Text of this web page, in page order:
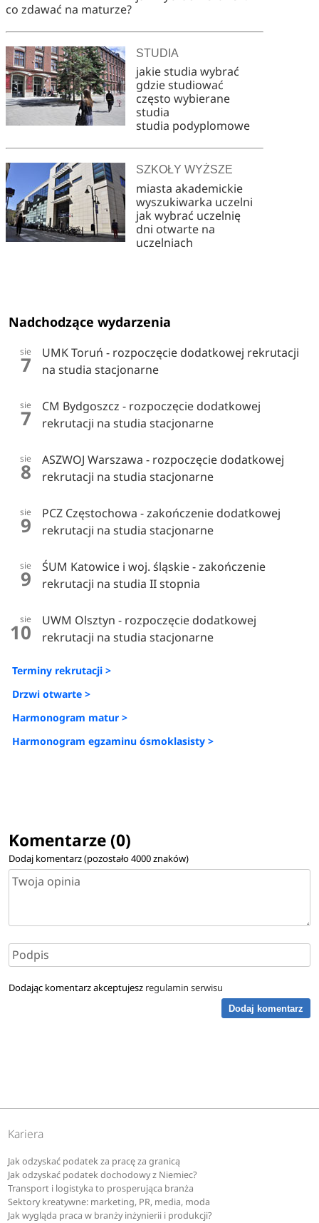
co zdawać na maturze?
STUDIA
jakie studia wybrać
gdzie studiować
często wybierane
studia
studia podyplomowe
SZKOŁY WYŻSZE
miasta akademickie
wyszukiwarka uczelni
jak wybrać uczelnię
dni otwarte na
uczelniach
Nadchodzące wydarzenia
sie
7
UMK Toruń - rozpoczęcie dodatkowej rekrutacji
na studia stacjonarne
sie
7
CM Bydgoszcz - rozpoczęcie dodatkowej
rekrutacji na studia stacjonarne
sie
8
ASZWOJ Warszawa - rozpoczęcie dodatkowej
rekrutacji na studia stacjonarne
sie
9
PCZ Częstochowa - zakończenie dodatkowej
rekrutacji na studia stacjonarne
sie
9
ŚUM Katowice i woj. śląskie - zakończenie
rekrutacji na studia II stopnia
sie
10
UWM Olsztyn - rozpoczęcie dodatkowej
rekrutacji na studia stacjonarne
Terminy rekrutacji >
Drzwi otwarte >
Harmonogram matur >
Harmonogram egzaminu ósmoklasisty >
Komentarze (0)
Dodaj komentarz (pozostało4000znaków)
Dodając komentarz akceptujesz regulamin serwisu
Dodaj komentarz
Kariera
Jak odzyskać podatek za pracę za granicą
Jak odzyskać podatek dochodowy z Niemiec?
Transport i logistyka to prosperująca branża
Sektory kreatywne: marketing, PR, media, moda
Jak wygląda praca w branży inżynierii i produkcji?